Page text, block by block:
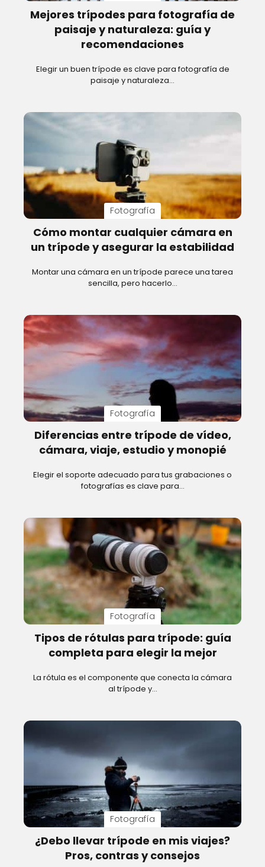
Mejores trípodes para fotografía de
paisaje y naturaleza: guía y
recomendaciones
Elegir un buen trípode es clave para fotografía de
paisaje y naturaleza…
Fotografía
Cómo montar cualquier cámara en
un trípode y asegurar la estabilidad
Montar una cámara en un trípode parece una tarea
sencilla, pero hacerlo…
Fotografía
Diferencias entre trípode de vídeo,
cámara, viaje, estudio y monopié
Elegir el soporte adecuado para tus grabaciones o
fotografías es clave para…
Fotografía
Tipos de rótulas para trípode: guía
completa para elegir la mejor
La rótula es el componente que conecta la cámara
al trípode y…
Fotografía
¿Debo llevar trípode en mis viajes?
Pros, contras y consejos